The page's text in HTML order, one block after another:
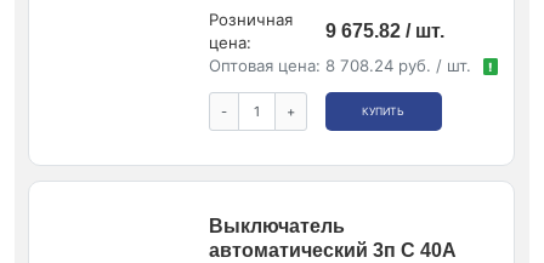
Розничная
цена:
9 675.82 / шт.
Оптовая цена: 8 708.24 руб. / шт. !
- + КУПИТЬ
Выключатель
автоматический 3п C 40А